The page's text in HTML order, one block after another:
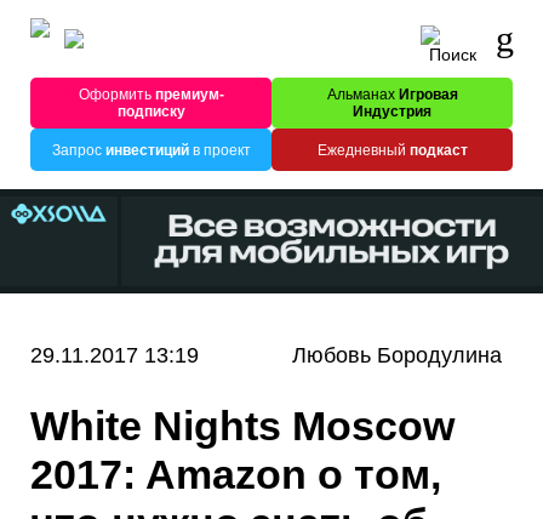
Оформитьпремиум-
подписку
Альманах Игровая
Индустрия
Запрос инвестицийв проект Ежедневный подкаст
29.11.2017 13:19 Любовь Бородулина
White Nights Moscow
2017: Amazon о том,